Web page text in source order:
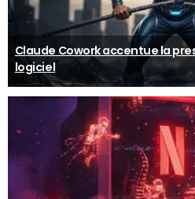
Claude Cowork accentue la
logiciel